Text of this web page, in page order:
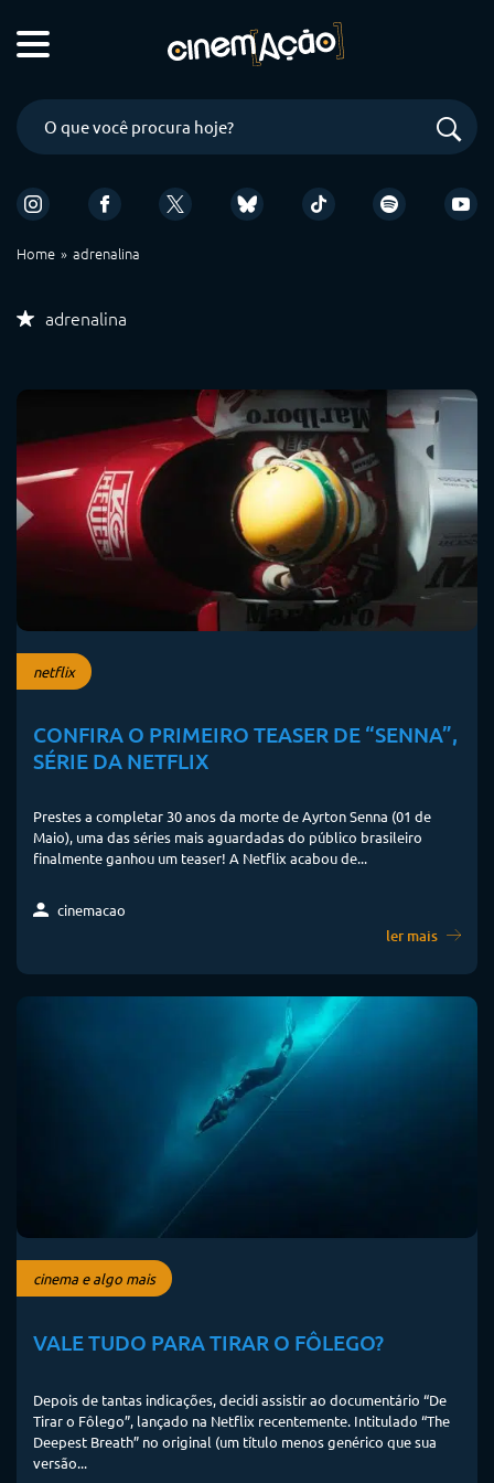
Home adrenalina
adrenalina
netflix
CONFIRA O PRIMEIRO TEASER DE “SENNA”,
SÉRIE DA NETFLIX
Prestes a completar 30 anos da morte de Ayrton Senna (01 de
Maio), uma das séries mais aguardadas do público brasileiro
finalmente ganhou um teaser! A Netflix acabou de...
cinemacao
ler mais
cinema e algo mais
VALE TUDO PARA TIRAR O FÔLEGO?
Depois de tantas indicações, decidi assistir ao documentário “De
Tirar o Fôlego”, lançado na Netflix recentemente. Intitulado “The
Deepest Breath” no original (um título menos genérico que sua
versão...